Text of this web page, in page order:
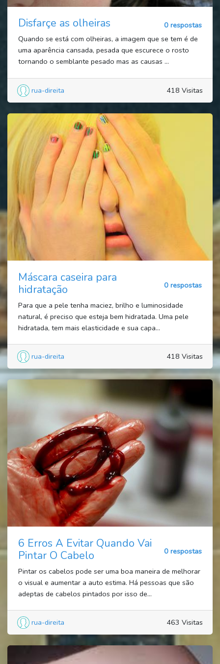
Disfarçe as olheiras
0 respostas
Quando se está com olheiras, a imagem que se tem é de
uma aparência cansada, pesada que escurece o rosto
tornando o semblante pesado mas as causas ...
rua-direita 418 Visitas
Máscara caseira para
hidratação
0 respostas
Para que a pele tenha maciez, brilho e luminosidade
natural, é preciso que esteja bem hidratada. Uma pele
hidratada, tem mais elasticidade e sua capa...
rua-direita 418 Visitas
6 Erros A Evitar Quando Vai
Pintar O Cabelo
0 respostas
Pintar os cabelos pode ser uma boa maneira de melhorar
o visual e aumentar a auto estima. Há pessoas que são
adeptas de cabelos pintados por isso de...
rua-direita 463 Visitas